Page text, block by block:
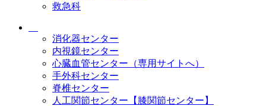
救急科
消化器センター
内視鏡センター
心臓血管センター（専用サイトへ）
手外科センター
脊椎センター
人工関節センター【膝関節センター】